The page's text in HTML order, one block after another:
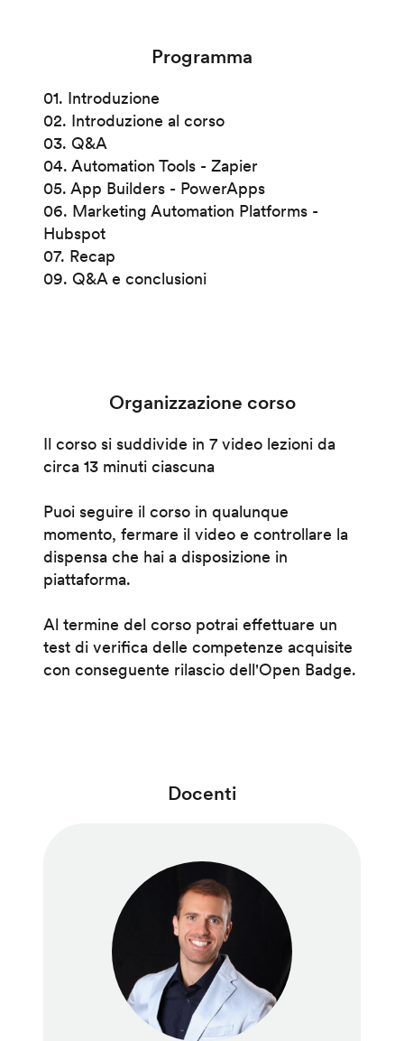
Programma
01. Introduzione
02. Introduzione al corso
03. Q&A
04. Automation Tools - Zapier
05. App Builders - PowerApps
06. Marketing Automation Platforms -
Hubspot
07. Recap
09. Q&A e conclusioni
Organizzazione corso
Il corso si suddivide in 7 video lezioni da
circa 13 minuti ciascuna
Puoi seguire il corso in qualunque
momento, fermare il video e controllare la
dispensa che hai a disposizione in
piattaforma.
Al termine del corso potrai effettuare un
test di verifica delle competenze acquisite
con conseguente rilascio dell'Open Badge.
Docenti